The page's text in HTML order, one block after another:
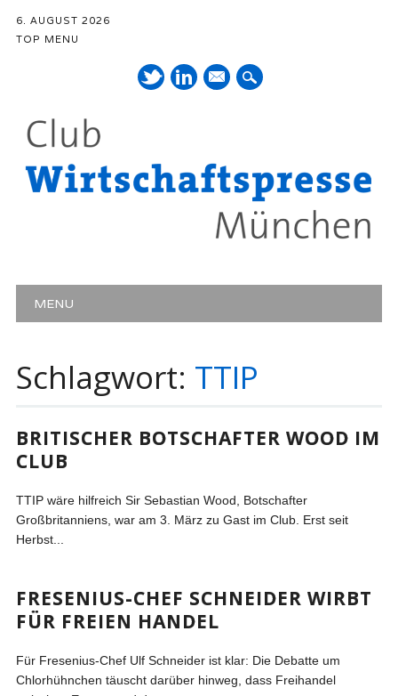
6. AUGUST 2026
TOP MENU
Mail
Hauptmenü
MENU
Schlagwort: TTIP
BRITISCHER BOTSCHAFTER WOOD IM
CLUB
TTIP wäre hilfreich Sir Sebastian Wood, Botschafter
Großbritanniens, war am 3. März zu Gast im Club. Erst seit
Herbst...
FRESENIUS-CHEF SCHNEIDER WIRBT
FÜR FREIEN HANDEL
Für Fresenius-Chef Ulf Schneider ist klar: Die Debatte um
Chlorhühnchen täuscht darüber hinweg, dass Freihandel